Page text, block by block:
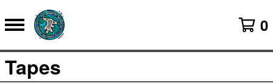
0
Tapes